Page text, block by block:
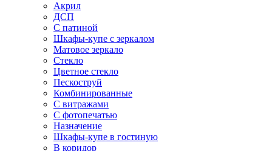
Акрил
ДСП
С патиной
Шкафы-купе с зеркалом
Матовое зеркало
Стекло
Цветное стекло
Пескоструй
Комбинированные
С витражами
С фотопечатью
Назначение
Шкафы-купе в гостиную
В коридор